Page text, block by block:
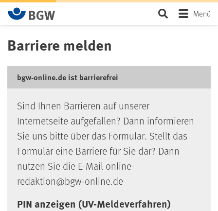
Zum Hauptinhalt springen SeiteMenü
Barriere melden
bgw-online.de ist barrierefrei
Sind Ihnen Barrieren auf unserer
Internetseite aufgefallen? Dann informieren
Sie uns bitte über das Formular. Stellt das
Formular eine Barriere für Sie dar? Dann
nutzen Sie die E-Mail online-
redaktion@bgw-online.de
PIN anzeigen (UV-Meldeverfahren)